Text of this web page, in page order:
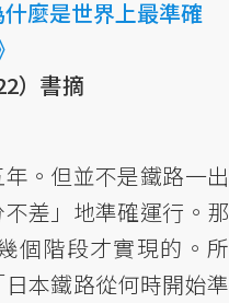
什麼是世界上最準確
）書摘
。但並不是鐵路一出
差」地準確運行。那
個階段才實現的。所
本鐵路從何時開始準